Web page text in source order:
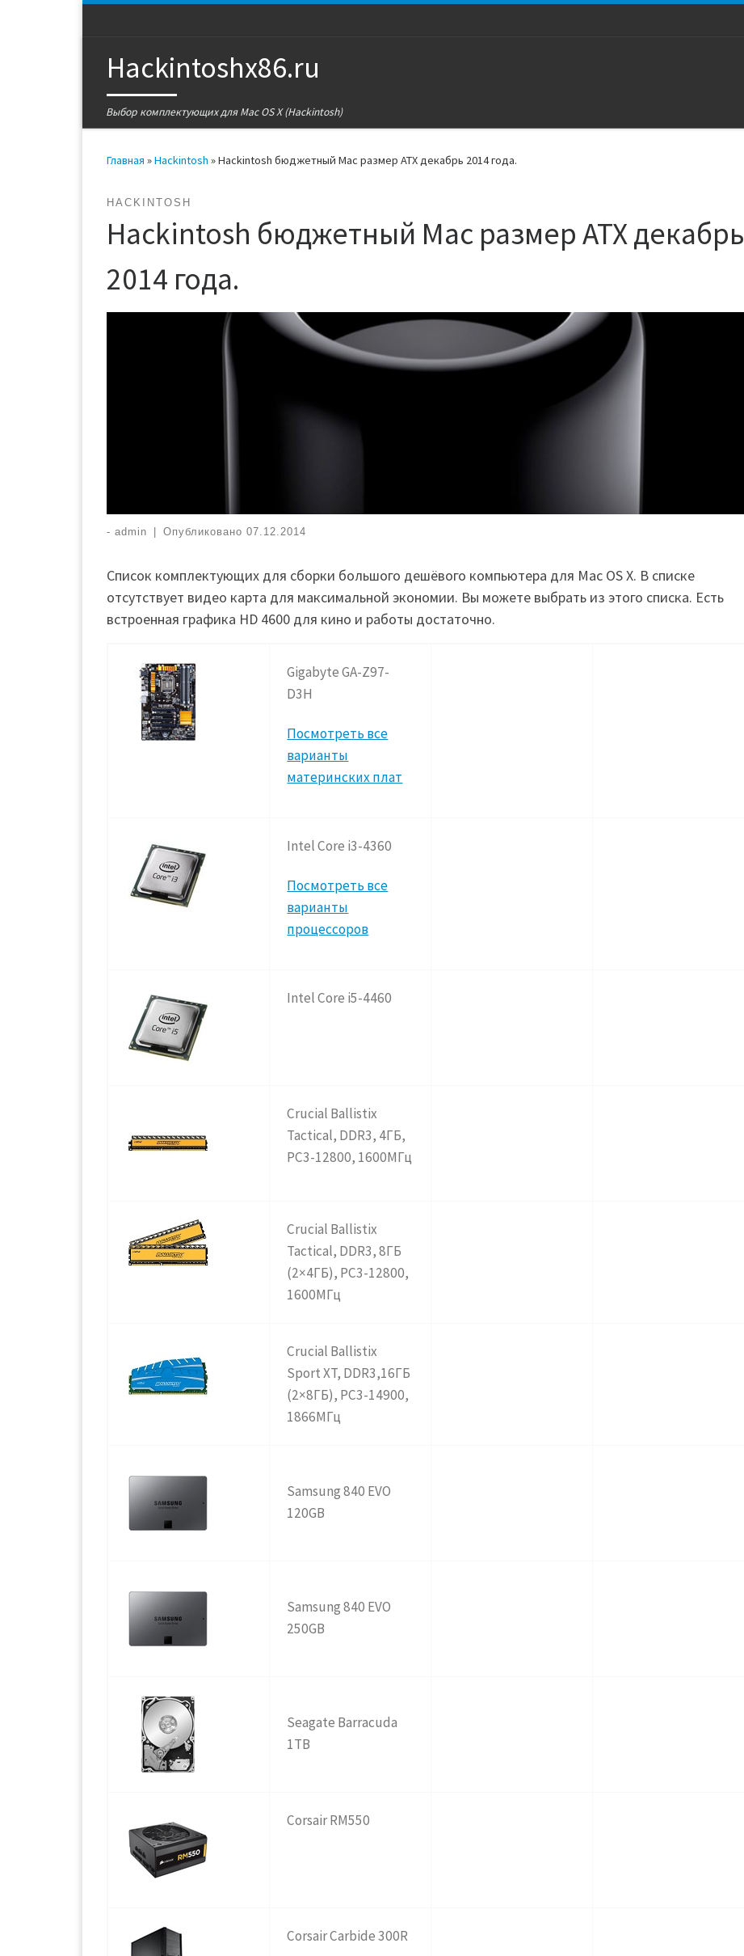
Hackintoshx86.ru
Выбор комплектующих для Mac OS X (Hackintosh)
Главная »Hackintosh »Hackintosh бюджетный Mac размер ATX декабрь 2014 года.
HACKINTOSH
Hackintosh бюджетный Mac размер ATX декабрь
2014 года.
- admin Опубликовано 07.12.2014
Список комплектующих для сборки большого дешёвого компьютера для Mac OS X. В списке
отсутствует видео карта для максимальной экономии. Вы можете выбрать из этого списка. Есть
встроенная графика HD 4600 для кино и работы достаточно.
Gigabyte GA-Z97-
D3H
Посмотреть все
варианты
материнских плат
Intel Core i3-4360
Посмотреть все
варианты
процессоров
Intel Core i5-4460
Crucial Ballistix
Tactical, DDR3, 4ГБ,
PC3-12800, 1600МГц
Crucial Ballistix
Tactical, DDR3, 8ГБ
(2×4ГБ), PC3-12800,
1600МГц
Crucial Ballistix
Sport XT, DDR3,16ГБ
(2×8ГБ), PC3-14900,
1866МГц
Samsung 840 EVO
120GB
Samsung 840 EVO
250GB
Seagate Barracuda
1TB
Corsair RM550
Corsair Carbide 300R